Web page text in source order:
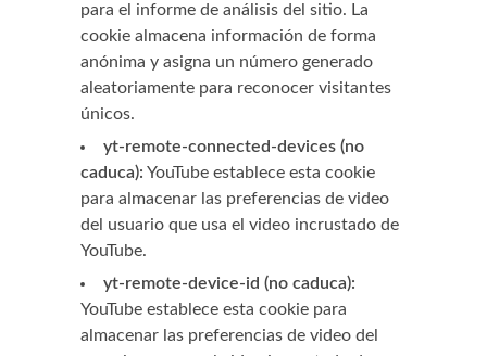
para el informe de análisis del sitio. La
cookie almacena información de forma
anónima y asigna un número generado
aleatoriamente para reconocer visitantes
únicos.
yt-remote-connected-devices (no
caduca): YouTube establece esta cookie
para almacenar las preferencias de video
del usuario que usa el video incrustado de
YouTube.
yt-remote-device-id (no caduca):
YouTube establece esta cookie para
almacenar las preferencias de video del